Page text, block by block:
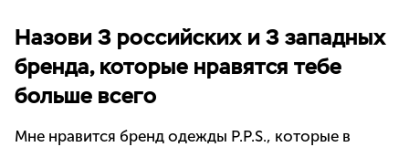
Назови 3 российских и 3 западных
бренда, которые нравятся тебе
больше всего
Мне нравится бренд одежды P.P.S., которые в